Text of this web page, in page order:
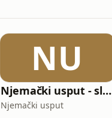
NU
Njemački usput - slušaj i uči
Njemački usput